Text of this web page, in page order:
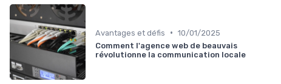
Avantages et défis • 10/01/2025
Comment l'agence web de beauvais
révolutionne la communication locale